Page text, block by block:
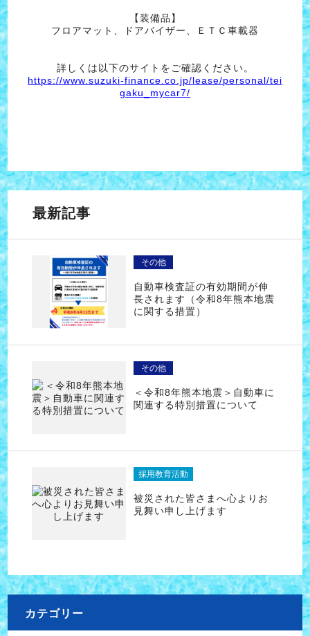
【装備品】
フロアマット、ドアバイザー、ＥＴＣ車載器
詳しくは以下のサイトをご確認ください。
https://www.suzuki-finance.co.jp/lease/personal/tei
gaku_mycar7/
最新記事
その他
自動車検査証の有効期間が伸
長されます（令和8年熊本地震
に関する措置）
その他
＜令和8年熊本地震＞自動車に
関連する特別措置について
採用教育活動
被災された皆さまへ心よりお
見舞い申し上げます
カテゴリー